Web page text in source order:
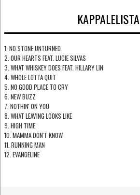
KAPPALELISTA
1. NO STONE UNTURNED
2. OUR HEARTS FEAT. LUCIE SILVAS
3. WHAT WHISKEY DOES FEAT. HILLARY LIN
4. WHOLE LOTTA QUIT
5. NO GOOD PLACE TO CRY
6. NEW BUZZ
7. NOTHIN' ON YOU
8. WHAT LEAVING LOOKS LIKE
9. HIGH TIME
10. MAMMA DON'T KNOW
11. RUNNING MAN
12. EVANGELINE